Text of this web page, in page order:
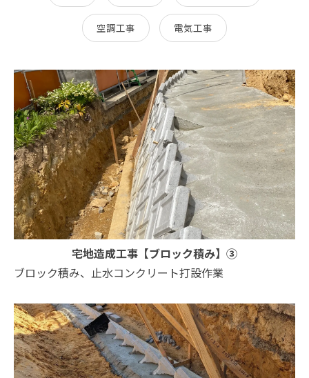
空調工事 電気工事
宅地造成工事【ブロック積み】③
ブロック積み、止水コンクリート打設作業